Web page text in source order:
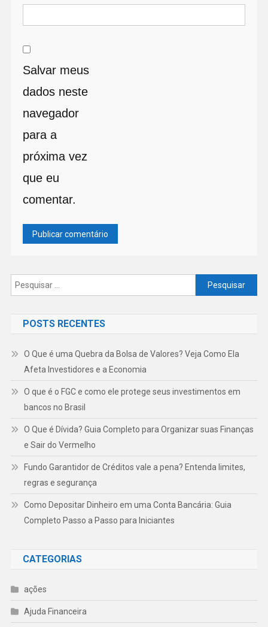
Salvar meus
dados neste
navegador
para a
próxima vez
que eu
comentar.
Pesquisar
por:
POSTS RECENTES
O Que é uma Quebra da Bolsa de Valores? Veja Como Ela
Afeta Investidores e a Economia
O que é o FGC e como ele protege seus investimentos em
bancos no Brasil
O Que é Dívida? Guia Completo para Organizar suas Finanças
e Sair do Vermelho
Fundo Garantidor de Créditos vale a pena? Entenda limites,
regras e segurança
Como Depositar Dinheiro em uma Conta Bancária: Guia
Completo Passo a Passo para Iniciantes
CATEGORIAS
ações
Ajuda Financeira